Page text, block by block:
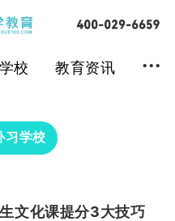
校 教育资讯 ...
习学校
文化课提分3大技巧